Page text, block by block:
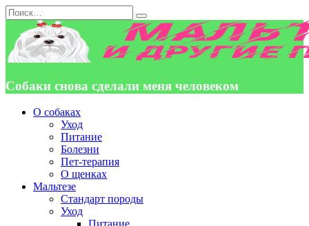
Перейти
к
содержанию
Search
for:
Собаки снова сделали меня человеком
О собаках
Уход
Питание
Болезни
Пет-терапия
О щенках
Мальтезе
Стандарт породы
Уход